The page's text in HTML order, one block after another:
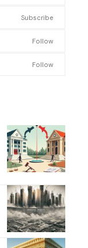
Subscribe
Follow
Follow